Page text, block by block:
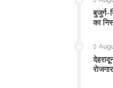
बुजुर्ग-
का